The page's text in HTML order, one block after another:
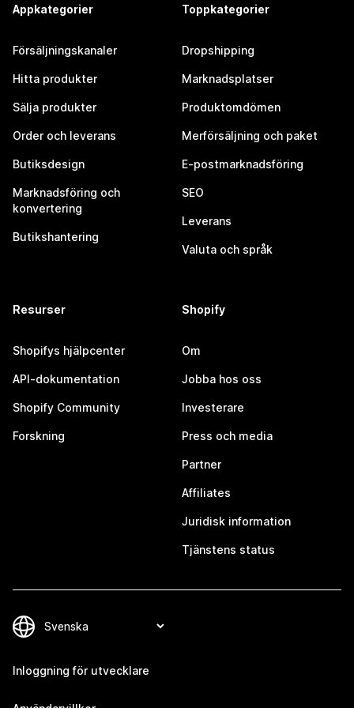
Appkategorier
Försäljningskanaler
Hitta produkter
Sälja produkter
Order och leverans
Butiksdesign
Marknadsföring och
konvertering
Butikshantering
Toppkategorier
Dropshipping
Marknadsplatser
Produktomdömen
Merförsäljning och paket
E-postmarknadsföring
SEO
Leverans
Valuta och språk
Resurser
Shopifys hjälpcenter
API-dokumentation
Shopify Community
Forskning
Shopify
Om
Jobba hos oss
Investerare
Press och media
Partner
Affiliates
Juridisk information
Tjänstens status
Inloggning för utvecklare